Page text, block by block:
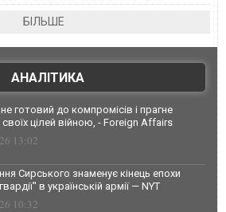
БІЛЬШЕ
АНАЛІТИКА
готовий до компромісів і прагне
своїх цілей війною, - Foreign Affairs
13:02
Сирського знаменує кінець епохи
в українській армії — NYT
10:32